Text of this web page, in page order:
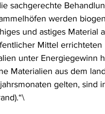
sachgerechte
werden
und astiges
Mittel
unter Energiegewinn
Materialien aus dem
gelten, sind